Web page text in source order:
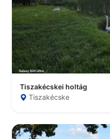
Tiszakécskei holtág
Tiszakécske